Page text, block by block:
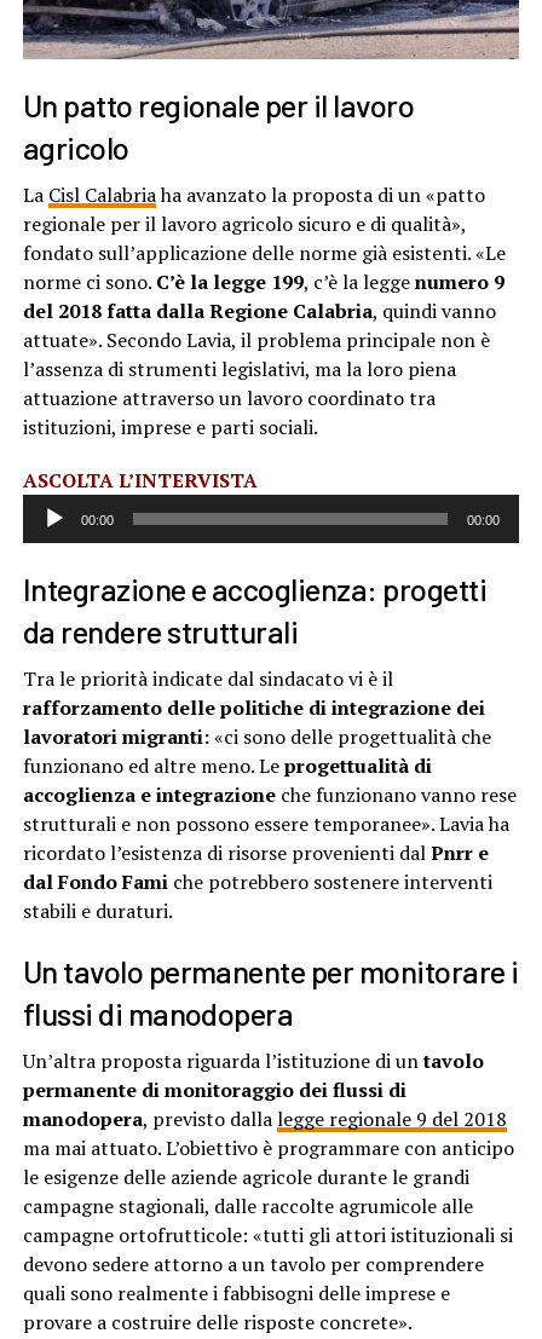
Un patto regionale per il lavoro
agricolo
La Cisl Calabriaha avanzato la proposta di un «patto
regionale per il lavoro agricolo sicuro e di qualità»,
fondato sull’applicazione delle norme già esistenti. «Le
norme ci sono. C’è la legge 199, c’è la leggenumero 9
del 2018 fatta dalla Regione Calabria, quindi vanno
attuate». Secondo Lavia, il problema principale non è
l’assenza di strumenti legislativi, ma la loro piena
attuazione attraverso un lavoro coordinato tra
istituzioni, imprese e parti sociali.
ASCOLTA L’INTERVISTAAudio
Player
00:00 00:00
Integrazione e accoglienza: progetti
da rendere strutturali
Tra le priorità indicate dal sindacato vi è il
rafforzamento delle politiche di integrazione dei
lavoratori migranti:«ci sono delle progettualità che
funzionano ed altre meno. Leprogettualità di
accoglienza e integrazioneche funzionano vanno rese
strutturali e non possono essere temporanee». Lavia ha
ricordato l’esistenza di risorse provenienti dalPnrr e
dal Fondo Famiche potrebbero sostenere interventi
stabili e duraturi.
Un tavolo permanente per monitorare i
flussi di manodopera
Un’altra proposta riguarda l’istituzione di untavolo
permanente di monitoraggio dei flussi di
manodopera, previsto dallalegge regionale 9 del 2018
ma mai attuato. L’obiettivo è programmare con anticipo
le esigenze delle aziende agricole durante le grandi
campagne stagionali, dalle raccolte agrumicole alle
campagne ortofrutticole: «tutti gli attori istituzionali si
devono sedere attorno a un tavolo per comprendere
quali sono realmente i fabbisogni delle imprese e
provare a costruire delle risposte concrete».